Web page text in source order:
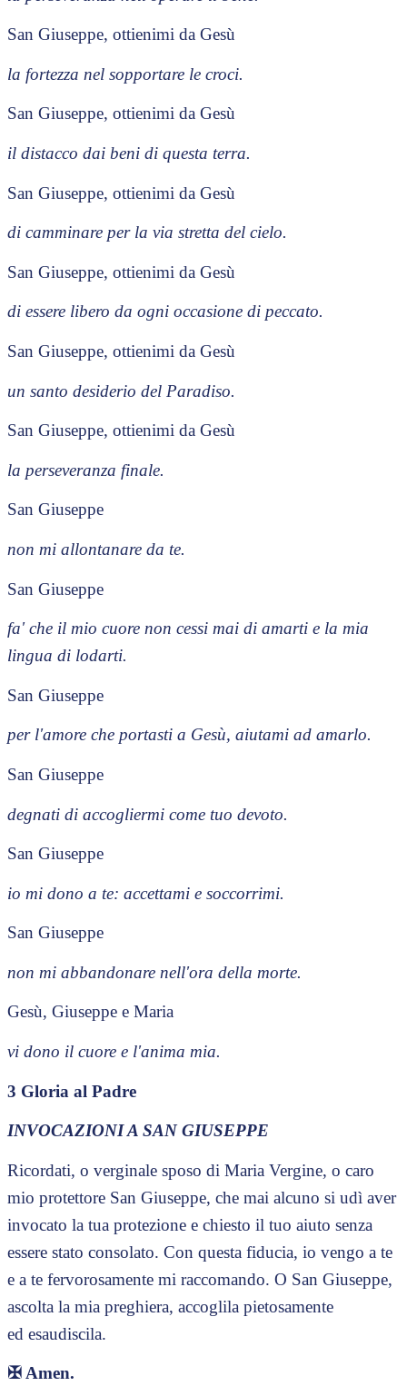
San Giuseppe, ottienimi da Gesù
la fortezza nel sopportare le croci.
San Giuseppe, ottienimi da Gesù
il distacco dai beni di questa terra.
San Giuseppe, ottienimi da Gesù
di camminare per la via stretta del cielo.
San Giuseppe, ottienimi da Gesù
di essere libero da ogni occasione di peccato.
San Giuseppe, ottienimi da Gesù
un santo desiderio del Paradiso.
San Giuseppe, ottienimi da Gesù
la perseveranza finale.
San Giuseppe
non mi allontanare da te.
San Giuseppe
fa' che il mio cuore non cessi mai di amarti e la mia
lingua di lodarti.
San Giuseppe
per l'amore che portasti a Gesù, aiutami ad amarlo.
San Giuseppe
degnati di accogliermi come tuo devoto.
San Giuseppe
io mi dono a te: accettami e soccorrimi.
San Giuseppe
non mi abbandonare nell'ora della morte.
Gesù, Giuseppe e Maria
vi dono il cuore e l'anima mia.
3 Gloria al Padre
INVOCAZIONI A SAN GIUSEPPE
Ricordati, o verginale sposo di Maria Vergine, o caro
mio protettore San Giuseppe, che mai alcuno si udì aver
invocato la tua protezione e chiesto il tuo aiuto senza
essere stato consolato. Con questa fiducia, io vengo a te
e a te fervorosamente mi raccomando. O San Giuseppe,
ascolta la mia preghiera, accoglila pietosamente
ed esaudiscila.
✠Amen.